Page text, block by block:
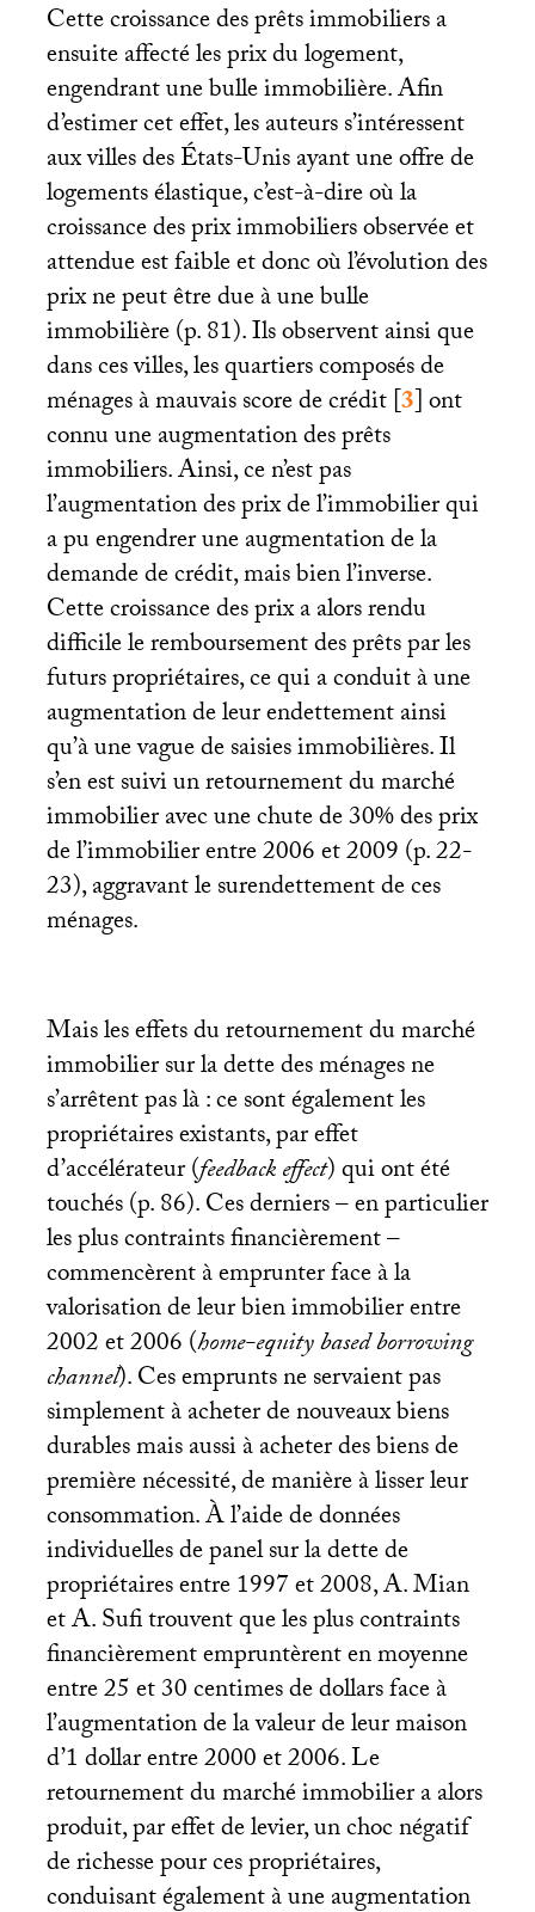
Cette croissance des prêts immobiliers a
ensuite affecté les prix du logement,
engendrant une bulle immobilière. Afin
d’estimer cet effet, les auteurs s’intéressent
aux villes des États-Unis ayant une offre de
logements élastique, c’est-à-dire où la
croissance des prix immobiliers observée et
attendue est faible et donc où l’évolution des
prix ne peut être due à une bulle
immobilière (p. 81). Ils observent ainsi que
dans ces villes, les quartiers composés de
ménages à mauvais score de crédit[3]ont
connu une augmentation des prêts
immobiliers. Ainsi, ce n’est pas
l’augmentation des prix de l’immobilier qui
a pu engendrer une augmentation de la
demande de crédit, mais bien l’inverse.
Cette croissance des prix a alors rendu
difficile le remboursement des prêts par les
futurs propriétaires, ce qui a conduit à une
augmentation de leur endettement ainsi
qu’à une vague de saisies immobilières. Il
s’en est suivi un retournement du marché
immobilier avec une chute de 30% des prix
de l’immobilier entre 2006 et 2009 (p. 22-
23), aggravant le surendettement de ces
ménages.
Mais les effets du retournement du marché
immobilier sur la dette des ménages ne
s’arrêtent pas là : ce sont également les
propriétaires existants, par effet
d’accélérateur (feedback effect) qui ont été
touchés (p. 86). Ces derniers – en particulier
les plus contraints financièrement –
commencèrent à emprunter face à la
valorisation de leur bien immobilier entre
2002 et 2006 (home-equity based borrowing
channel). Ces emprunts ne servaient pas
simplement à acheter de nouveaux biens
durables mais aussi à acheter des biens de
première nécessité, de manière à lisser leur
consommation. À l’aide de données
individuelles de panel sur la dette de
propriétaires entre 1997 et 2008, A. Mian
et A. Sufi trouvent que les plus contraints
financièrement empruntèrent en moyenne
entre 25 et 30 centimes de dollars face à
l’augmentation de la valeur de leur maison
d’1 dollar entre 2000 et 2006. Le
retournement du marché immobilier a alors
produit, par effet de levier, un choc négatif
de richesse pour ces propriétaires,
conduisant également à une augmentation